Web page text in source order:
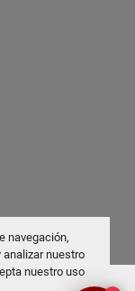
navegación,
nuestro
nuestro uso